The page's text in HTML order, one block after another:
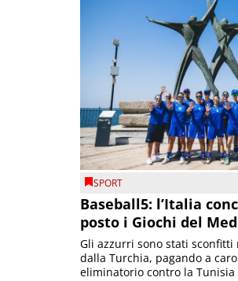
SPORT
Baseball5: l’Italia
posto i Giochi del
Gli azzurri sono stati
dalla Turchia, pagando a
eliminatorio contro la Tunisia